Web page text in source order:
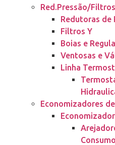
Red.Pressão/
Redutoras de
Filtros Y
Boias e
Ventosas e
Linha
Economizadores
Consumo